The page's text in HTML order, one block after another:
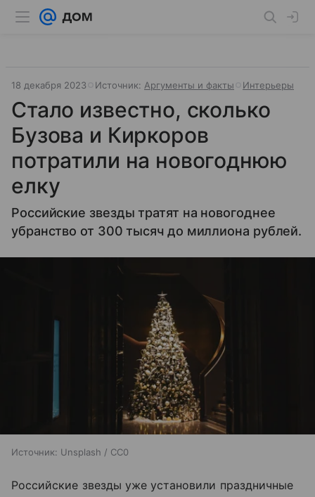
18 декабря 2023 Источник: Аргументы и факты Интерьеры
Стало известно, сколько
Бузова и Киркоров
потратили на новогоднюю
елку
Российские звезды тратят на новогоднее
убранство от 300 тысяч до миллиона рублей.
Источник: Unsplash / CC0
Российские звезды уже установили праздничные